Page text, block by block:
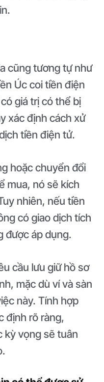
cũng tương tự như
Úc coi tiền điện
giá trị có thể bị
xác định cách xử
tiền điện tử.
hoặc chuyển đổi
mua, nó sẽ kích
nhiên, nếu tiền
có giao dịch tích
được áp dụng.
cầu lưu giữ hồ sơ
mặc dù ví và sàn
này. Tính hợp
định rõ ràng,
kỳ vọng sẽ tuân